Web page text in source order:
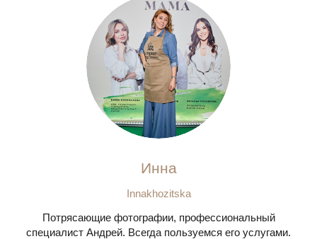
Инна
Innakhozitska
Потрясающие фотографии, профессиональный
специалист Андрей. Всегда пользуемся его услугами.